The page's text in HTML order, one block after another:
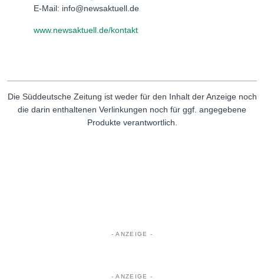
E-Mail: info@newsaktuell.de
www.newsaktuell.de/kontakt
Die Süddeutsche Zeitung ist weder für den Inhalt der Anzeige noch
die darin enthaltenen Verlinkungen noch für ggf. angegebene
Produkte verantwortlich.